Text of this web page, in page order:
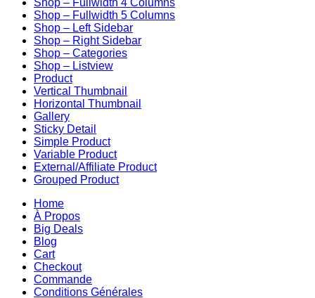
Shop – Fullwidth 4 Columns
Shop – Fullwidth 5 Columns
Shop – Left Sidebar
Shop – Right Sidebar
Shop – Categories
Shop – Listview
Product
Vertical Thumbnail
Horizontal Thumbnail
Gallery
Sticky Detail
Simple Product
Variable Product
External/Affiliate Product
Grouped Product
Home
À Propos
Big Deals
Blog
Cart
Checkout
Commande
Conditions Générales